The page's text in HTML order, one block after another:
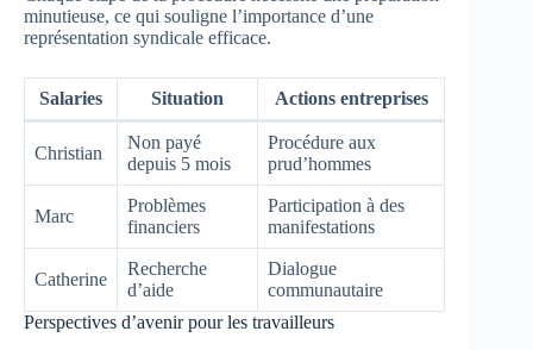
minutieuse, ce qui souligne l’importance d’une
représentation syndicale efficace.
Salaries Situation Actions entreprises
Christian
Non payé
depuis 5 mois
Procédure aux
prud’hommes
Marc
Problèmes
financiers
Participation à des
manifestations
Catherine
Recherche
d’aide
Dialogue
communautaire
Perspectives d’avenir pour les travailleurs